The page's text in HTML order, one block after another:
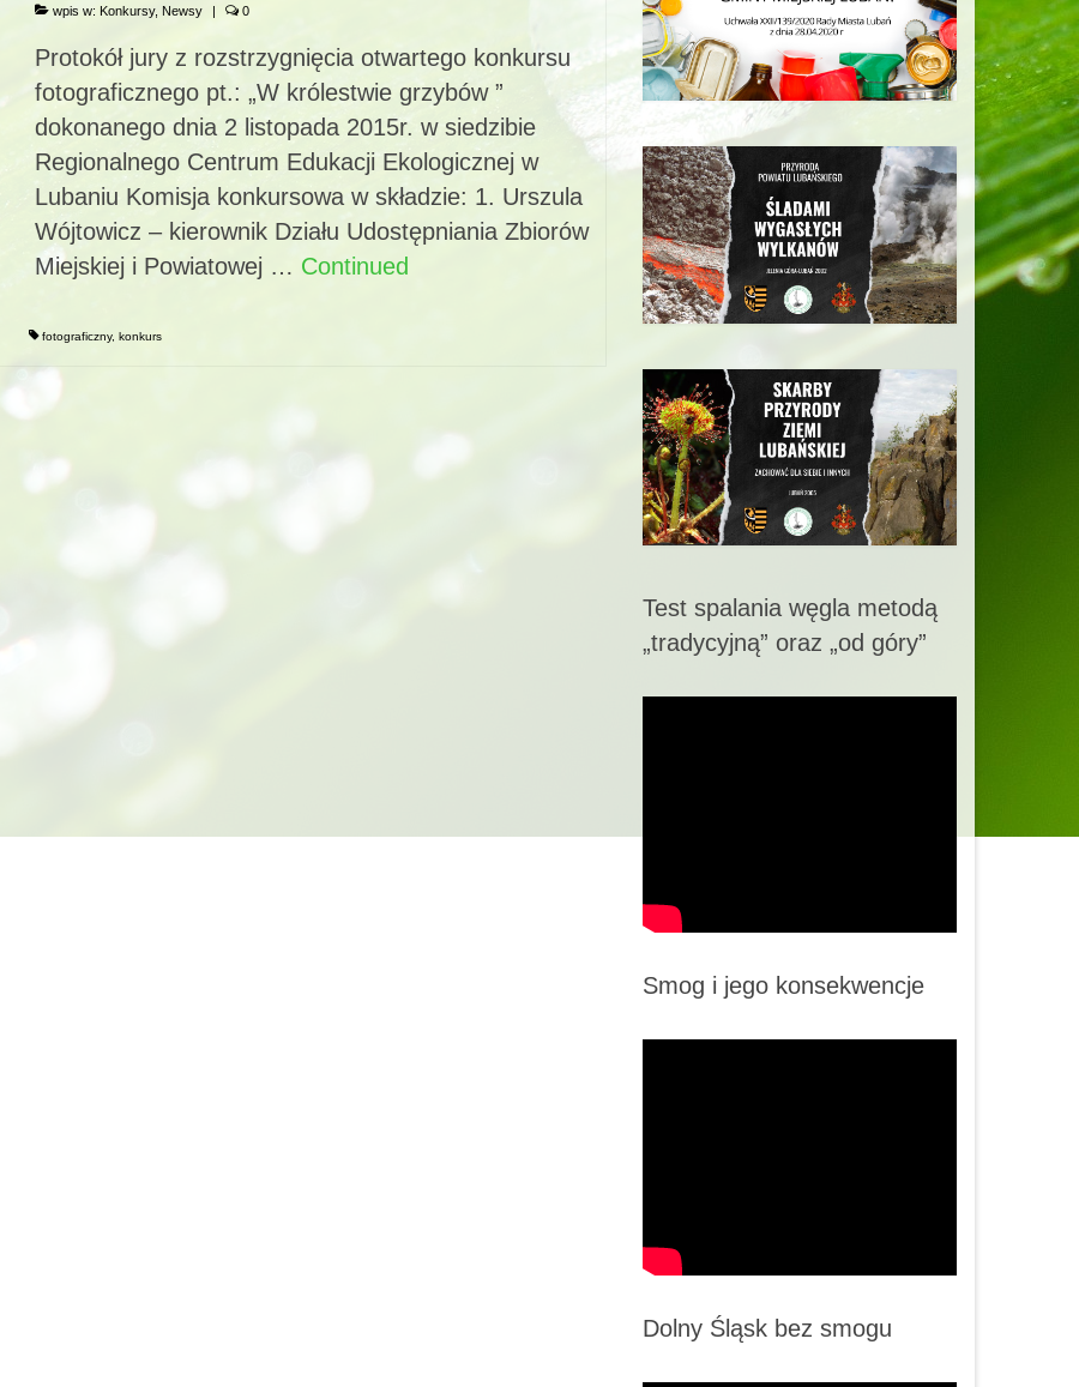
wpis w: Konkursy, Newsy | 0
Protokół jury z rozstrzygnięcia otwartego konkursu
fotograficznego pt.: „W królestwie grzybów ”
dokonanego dnia 2 listopada 2015r. w siedzibie
Regionalnego Centrum Edukacji Ekologicznej w
Lubaniu Komisja konkursowa w składzie: 1. Urszula
Wójtowicz – kierownik Działu Udostępniania Zbiorów
Miejskiej i Powiatowej … Continued
fotograficzny, konkurs
Test spalania węgla metodą
„tradycyjną” oraz „od góry”
Smog i jego konsekwencje
Dolny Śląsk bez smogu